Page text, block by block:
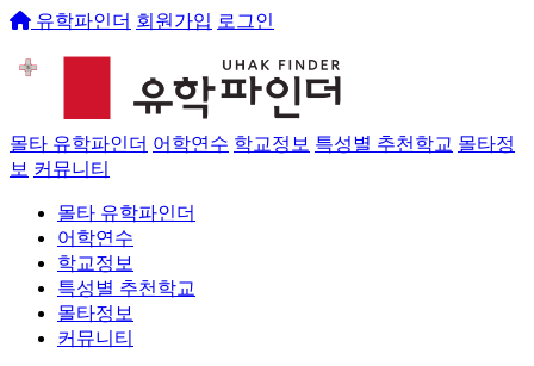
유학파인더 회원가입 로그인
몰타 유학파인더 어학연수 학교정보 특성별 추천학교 몰타정
보 커뮤니티
몰타 유학파인더
어학연수
학교정보
특성별 추천학교
몰타정보
커뮤니티